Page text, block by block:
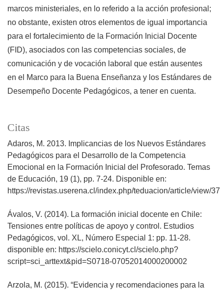
marcos ministeriales, en lo referido a la acción profesional;
no obstante, existen otros elementos de igual importancia
para el fortalecimiento de la Formación Inicial Docente
(FID), asociados con las competencias sociales, de
comunicación y de vocación laboral que están ausentes
en el Marco para la Buena Enseñanza y los Estándares de
Desempeño Docente Pedagógicos, a tener en cuenta.
Citas
Adaros, M. 2013. Implicancias de los Nuevos Estándares
Pedagógicos para el Desarrollo de la Competencia
Emocional en la Formación Inicial del Profesorado. Temas
de Educación, 19 (1), pp. 7-24. Disponible en:
https://revistas.userena.cl/index.php/teduacion/article/view/
Ávalos, V. (2014). La formación inicial docente en Chile:
Tensiones entre políticas de apoyo y control. Estudios
Pedagógicos, vol. XL, Número Especial 1: pp. 11-28.
disponible en: https://scielo.conicyt.cl/scielo.php?
script=sci_arttext&pid=S0718-07052014000200002
Arzola, M. (2015). “Evidencia y recomendaciones para la